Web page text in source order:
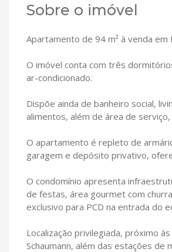
Sobre o imóvel
Apartamento de 94 m² à venda
O imóvel conta com três
ar-condicionado.
Dispõe ainda de banheiro social,
alimentos, além de área de
O apartamento é repleto de
garagem e depósito privativo,
O condomínio apresenta
de festas, área gourmet com
exclusivo para PCD na entrada do
Localização privilegiada, próximo
Schaumann, além das estações de